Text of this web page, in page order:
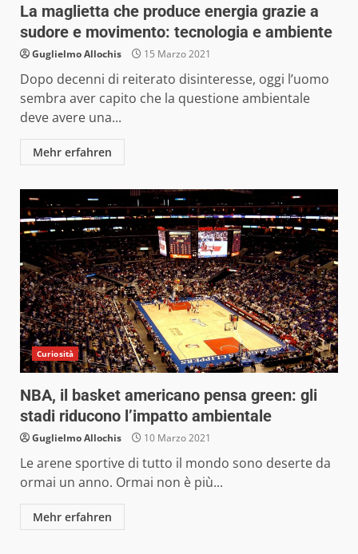
La maglietta che produce energia grazie a
sudore e movimento: tecnologia e ambiente
Guglielmo Allochis 15 Marzo 2021
Dopo decenni di reiterato disinteresse, oggi l’uomo
sembra aver capito che la questione ambientale
deve avere una...
Mehr erfahren
Curiosità
NBA, il basket americano pensa green: gli
stadi riducono l’impatto ambientale
Guglielmo Allochis 10 Marzo 2021
Le arene sportive di tutto il mondo sono deserte da
ormai un anno. Ormai non è più...
Mehr erfahren